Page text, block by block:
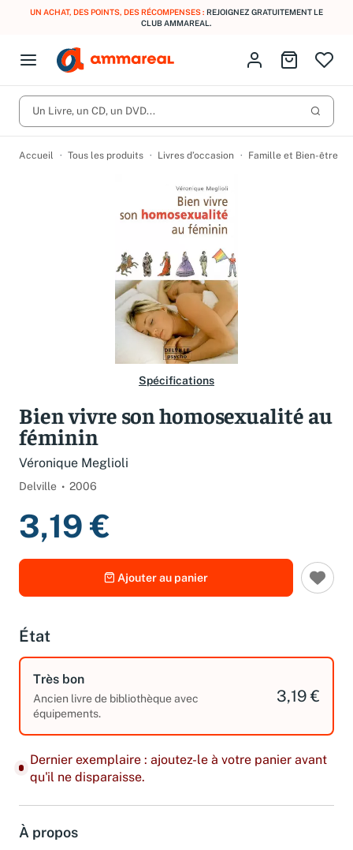
UN ACHAT, DES POINTS, DES RÉCOMPENSES : REJOIGNEZ GRATUITEMENT LE
CLUB AMMAREAL.
Open menu
Fermer le menu
CD d'occasion
Meilleures ventes
Nos engagements
Produits Catégories
Activez les notifications dans votre compte pour être alerté dès
qu'il est en stock.
Créer une alerte
Identifiez-vous
Aller au
Un Livre, un CD, un DVD...
Accueil Tous les produits Livres d’occasion Famille et Bien-être
Spécifications
Bien vivre son homosexualité au
féminin
Véronique Meglioli
Delville 2006
3,19 €
Ajouter au panier
État
Très bon
Ancien livre de bibliothèque avec
équipements.
3,19 €
Dernier exemplaire : ajoutez-le à votre panier avant
qu'il ne disparaisse.
À propos